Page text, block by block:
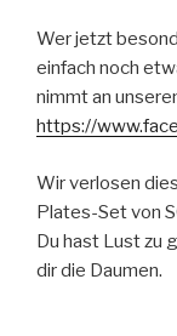
Wer jetzt
einfach noch
nimmt an
https://
Wir verlosen
Plates-Set von
Du hast Lust zu
dir die Daumen.